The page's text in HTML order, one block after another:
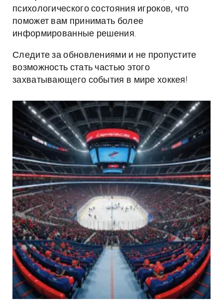
психологического состояния игроков, что
поможет вам принимать более
информированные решения.
Следите за обновлениями и не пропустите
возможность стать частью этого
захватывающего события в мире хоккея!